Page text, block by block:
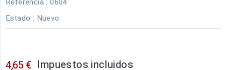
Estado : Nuevo
4,65 € Impuestos incluidos